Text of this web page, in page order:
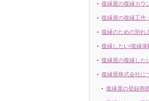
復縁屋の復縁カウ
復縁屋の復縁工作
復縁のための別れ
復縁したい!復縁体
復縁屋の復縁した
復縁屋株式会社に
復縁屋の登録商